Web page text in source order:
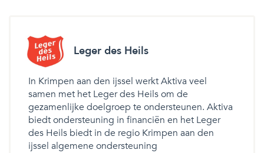
Leger des Heils
In Krimpen aan den ijssel werkt Aktiva veel
samen met het Leger des Heils om de
gezamenlijke doelgroep te ondersteunen. Aktiva
biedt ondersteuning in financiën en het Leger
des Heils biedt in de regio Krimpen aan den
ijssel algemene ondersteuning